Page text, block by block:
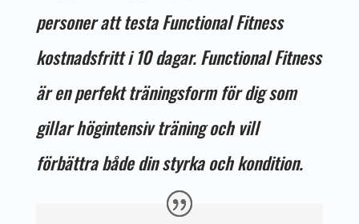
personer att testa Functional Fitness
kostnadsfritt i 10 dagar. Functional Fitness
är enperfekt träningsform för dig som
gillar högintensiv träning och vill
förbättra både din styrka och kondition.